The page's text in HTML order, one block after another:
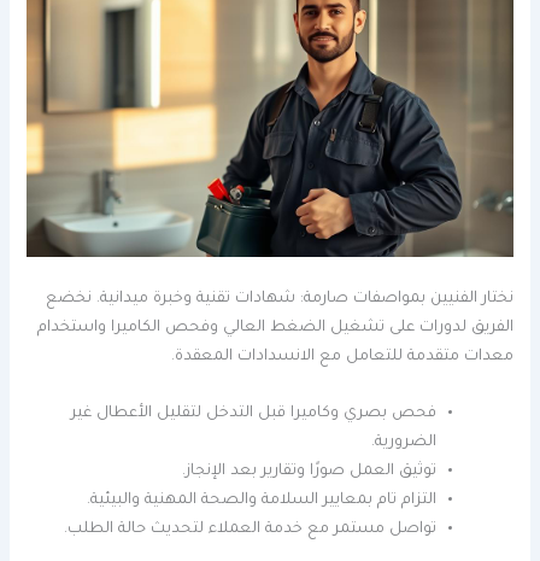
نختار الفنيين بمواصفات صارمة: شهادات تقنية وخبرة ميدانية. نخضع
الفريق لدورات على تشغيل الضغط العالي وفحص الكاميرا واستخدام
معدات متقدمة للتعامل مع الانسدادات المعقدة.
فحص بصري وكاميرا قبل التدخل لتقليل الأعطال غير
الضرورية.
توثيق العمل صورًا وتقارير بعد الإنجاز.
التزام تام بمعايير السلامة والصحة المهنية والبيئية.
تواصل مستمر مع خدمة العملاء لتحديث حالة الطلب.